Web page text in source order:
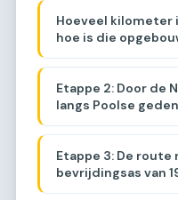
Hoeveel kilometer
hoe is die
Etappe 2: Door de
langs Poolse
Etappe 3: De
bevrijdingsas van